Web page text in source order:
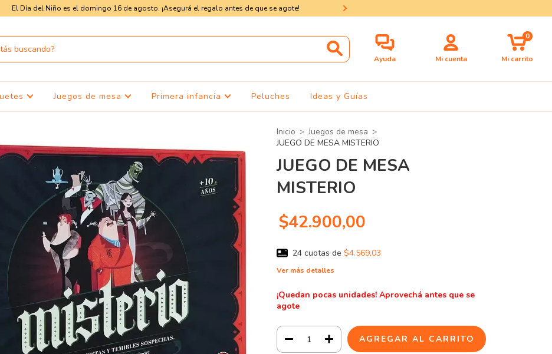
El Día del Niño es el domingo 16 de agosto. ¡Asegurá el regalo antes de que se agote!
Ayuda Mi cuenta Mi carrito
0
Juegos de mesa Primera infancia Peluches Ideas y Guías
Inicio > Juegos de mesa >
JUEGO DE MESA MISTERIO
JUEGO DE MESA
MISTERIO
$42.900,00
24 cuotas de $4.569,03
Ver más detalles
¡Quedan pocas unidades! Aprovechá antes que se
agote